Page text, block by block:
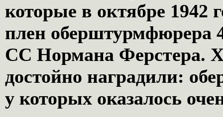
которые в октябре 1942
плен оберштурмфюрера
СС Нормана Ферстера.
достойно наградили:
у которых оказалось